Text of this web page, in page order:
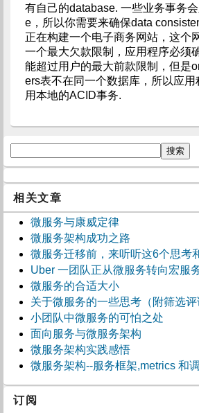
有自己的database. 一些业务事务
e，所以你需要来确保data
正在构建一个电子商务网站，这个
一个最大欠款限制，应用程序必须
能超过用户的最大前款限制，但是
ers表不在同一个数据库，所以应
用本地的ACID事务.
相关文章
微服务与康威定律
微服务架构成功之路
微服务迁移前，来听听这6个思考
Uber 一团队正从微服务转向宏服
微服务的合适大小
关于微服务的一些思考（附筛选评
小团队中微服务的可怕之处
面向服务与微服务架构
微服务架构实践感悟
微服务架构--服务框架,metrics 和
订阅